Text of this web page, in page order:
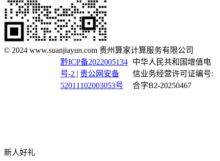
© 2024 www.suanjiayun.com 贵州算家计算服务有限公司
黔ICP备2022005134
号-2 | 贵公网安备
52011102003053号
中华人民共和国增值电
信业务经营许可证编号:
合字B2-20250467
新人好礼